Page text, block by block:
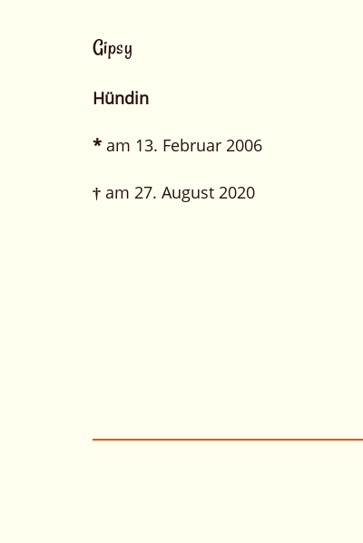
Gipsy
Hündin
* am 13. Februar 2006
† am 27. August 2020